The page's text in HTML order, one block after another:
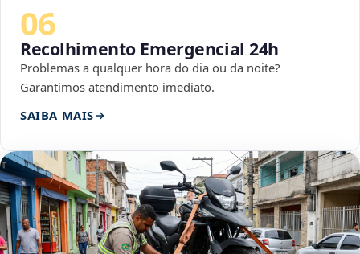
06
Recolhimento Emergencial 24h
Problemas a qualquer hora do dia ou da noite?
Garantimos atendimento imediato.
SAIBA MAIS